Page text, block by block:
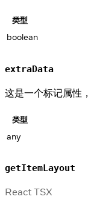
类型
boolean
extraData
这是一个标记属性
类型
any
getItemLayout
React TSX